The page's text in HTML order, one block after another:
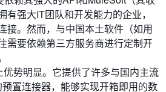
有强大IT团队和开发能力的企业，
接。然而，与中国本土软件（如用
需要依赖第三方服务商进行定制开
优势明显。它提供了许多与国内主流
置连接器，能够实现开箱即用的数